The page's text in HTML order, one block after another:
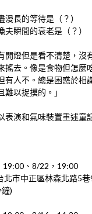
漫長的等待是（？）
夫瞬間的衰老是（？）
開燈但是看不清楚，沒
搖去。像是食物但怎麼
有人不。總是困惑於相
以捉摸的。」
表演和氣味裝置重述童
19:00、8/22，19:00
北市中正區林森北路5
)